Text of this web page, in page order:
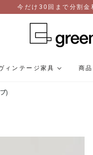
今だけ30回まで分割金
ィンテージ家具
商
)